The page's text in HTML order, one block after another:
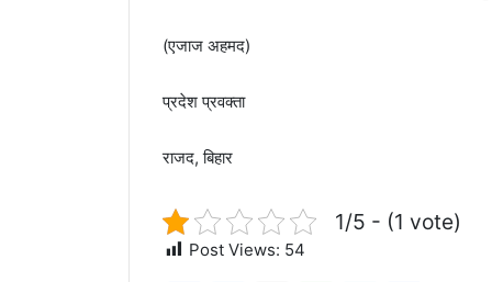
(एजाज अहमद)
प्रदेश प्रवक्ता
राजद, बिहार
1/5 - (1 vote)
Post Views: 54